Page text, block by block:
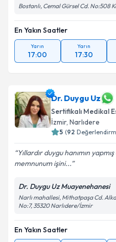
Bostanlı, Cemal Gürsel Cd. No:508
En Yakın Saatler
Yarın
17:00
Yarın
17:30
Dr. Duygu Uz
Sertifikalı Medikal
İzmir, Narlıdere
5 (92
Yıllardır duygu hanımın
memnunum işini...
Dr. Duygu Uz Muayenehanesi
Narlı mahallesi, Mithatpaşa Cd.
No:7, 35320 Narlıdere/İzmir
En Yakın Saatler